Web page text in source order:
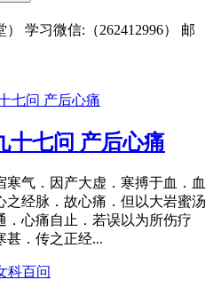
学习微信:（262412996） 邮
十七问 产后心痛
气．因产大虚．寒搏于血．血
经脉．故心痛．但以大岩蜜汤
心痛自止．若误以为所伤疗
甚．传之正经...
科百问